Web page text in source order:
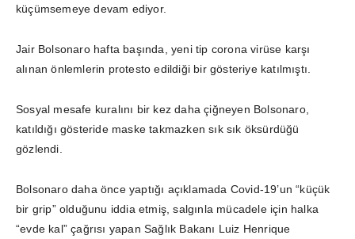
küçümsemeye devam ediyor.
Jair Bolsonaro hafta başında, yeni tip corona virüse karşı
alınan önlemlerin protesto edildiği bir gösteriye katılmıştı.
Sosyal mesafe kuralını bir kez daha çiğneyen Bolsonaro,
katıldığı gösteride maske takmazken sık sık öksürdüğü
gözlendi.
Bolsonaro daha önce yaptığı açıklamada Covid-19’un “küçük
bir grip” olduğunu iddia etmiş, salgınla mücadele için halka
“evde kal” çağrısı yapan Sağlık Bakanı Luiz Henrique